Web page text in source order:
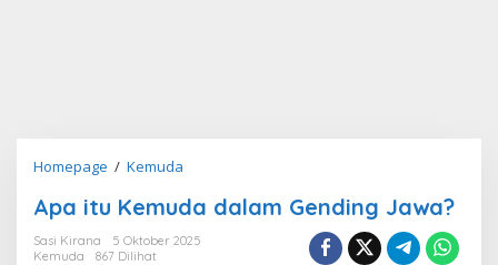
Homepage / Kemuda
Kemuda
dalam
Apa itu Kemuda dalam Gending Jawa?
Sasi Kirana
5 Oktober 2025
Kemuda
867 Dilihat